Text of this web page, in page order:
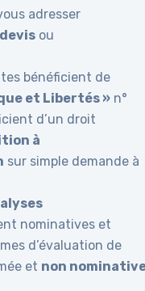
adresser
devis ou
bénéficient de
et Libertés » n°
d’un droit
à
sur simple demande à
nominatives et
d’évaluation de
et non